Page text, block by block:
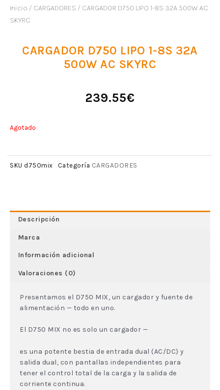
Inicio / CARGADORES / CARGADOR D750 LIPO 1-8S 32A 500W AC
SKYRC
CARGADOR D750 LIPO 1-8S 32A
500W AC SKYRC
239.55€
Agotado
SKU d750mix Categoría CARGADORES
Descripción
Marca
Información adicional
Valoraciones (0)
Presentamos el D750 MIX, un cargador y fuente de
alimentación — todo en uno.
El D750 MIX no es solo un cargador —
es una potente bestia de entrada dual (AC/DC) y
salida dual, con pantallas independientes para
tener el control total de la carga y la salida de
corriente continua.